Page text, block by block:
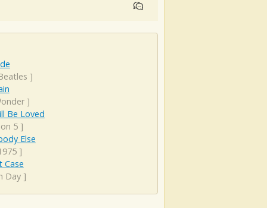
]
]
Be Loved
5]
Else
]
Case
Day]